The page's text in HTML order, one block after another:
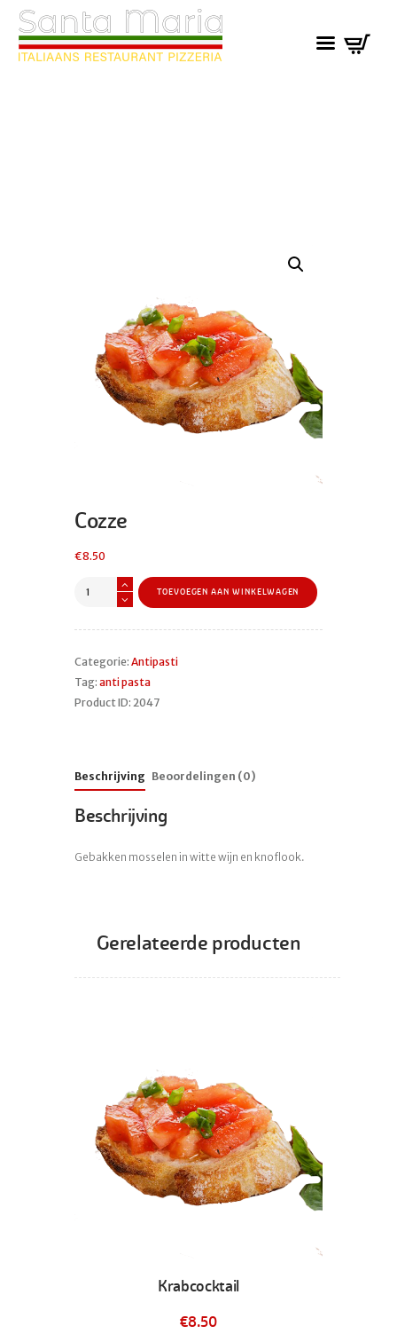
Cozze
€8.50
Cozze
TOEVOEGEN AAN WINKELWAGEN
Categorie: Antipasti
Tag: anti pasta
Product ID: 2047
Beschrijving Beoordelingen (0)
Beschrijving
Gebakken mosselen in witte wijn en knoflook.
Gerelateerde producten
Krabcocktail
€8.50